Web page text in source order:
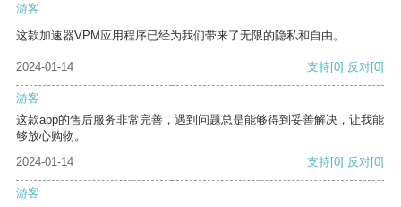
游客
这款加速器VPM应用程序已经为我们带来了无限的隐私和自由。
2024-01-14 支持[0] 反对[0]
游客
这款app的售后服务非常完善，遇到问题总是能够得到妥善解决，让我能
够放心购物。
2024-01-14
支持[0] 反对[0]
游客